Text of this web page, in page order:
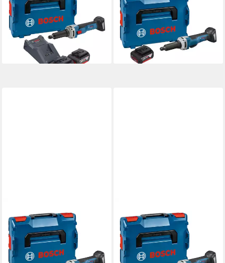
18V-23 LC Professional Akku
Geradschleifer 18 V
Brushless + 2x
455,54 €
lieferbar - in 2-3 Werktagen bei dir
18V-23 PLC Professional
Akku Geradschleifer 18 V
Brushless + 1x
365,74 €
lieferbar - in 2-3 Werktagen bei dir
Akku-Geradschleifer GGS
18V-23 PLC Professional
Akku Geradschleifer 18 V
Brushless + 1x
Akku-Geradschleifer GGS
18V-23 PLC Professional
Akku Geradschleifer 18 V
Brushless + 1x